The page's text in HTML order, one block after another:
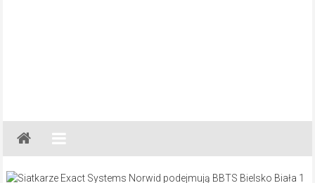
Gazeta
Regionalna
Częstochowa,